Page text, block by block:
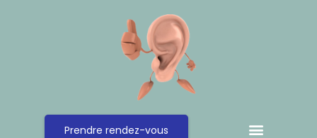
Prendre rendez-vous